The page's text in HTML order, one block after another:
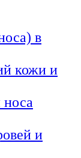
в
кожи и
и